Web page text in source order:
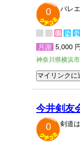
0
バレ
月謝 5,000
神奈川県横浜
今井剣友
0
剣道